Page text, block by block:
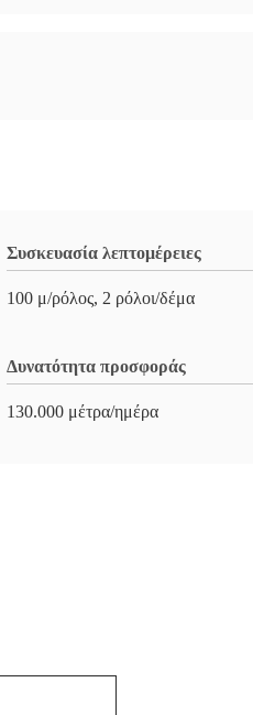
Συσκευασία λεπτομέρειες
100 μ/ρόλος, 2 ρόλοι/δέμα
Δυνατότητα προσφοράς
130.000 μέτρα/ημέρα